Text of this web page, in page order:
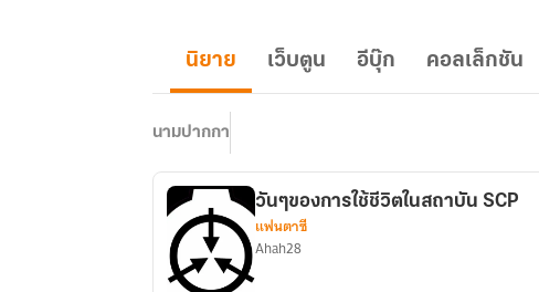
นิยาย เว็บตูน อีบุ๊ก คอลเล็กชัน
นามปากกา
วันๆของการใช้ชีวิตในสถาบัน SCP
แฟนตาซี
Ahah28